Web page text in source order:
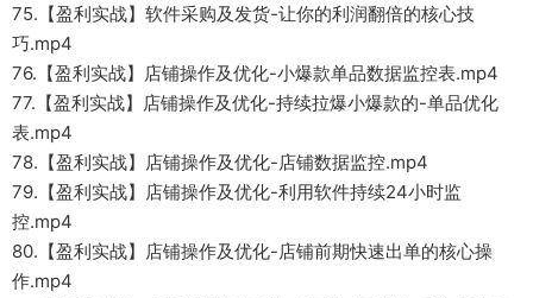
75.【盈利实战】软件采购及发货-让你的利润翻倍的核心技
巧.mp4
76.【盈利实战】店铺操作及优化-小爆款单品数据监控表.mp4
77.【盈利实战】店铺操作及优化-持续拉爆小爆款的-单品优化
表.mp4
78.【盈利实战】店铺操作及优化-店铺数据监控.mp4
79.【盈利实战】店铺操作及优化-利用软件持续24小时监
控.mp4
80.【盈利实战】店铺操作及优化-店铺前期快速出单的核心操
作.mp4